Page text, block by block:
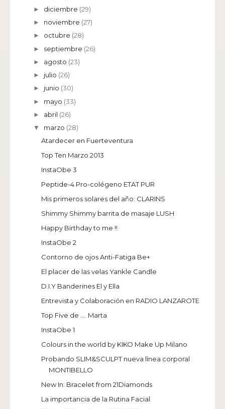
► diciembre (29)
► noviembre (27)
► octubre (28)
► septiembre (26)
► agosto (23)
► julio (26)
► junio (30)
► mayo (33)
► abril (26)
▼ marzo (28)
Atardecer en Fuerteventura
Top Ten Marzo 2013
InstaObe 3
Peptide-4 Pro-colégeno ETAT PUR
Mis primeros solares del año: CLARINS
Shimmy Shimmy barrita de masaje LUSH
Happy Birthday to me !!
InstaObe 2
Contorno de ojos Anti-Fatiga Be+
El placer de las velas Yankle Candle
D.I.Y Banderines El y Ella
Entrevista y Colaboración en RADIO LANZAROTE
Top Five de .... Marta
InstaObe 1
Colours in the world by KIKO Make Up Milano
Probando SLIM&SCULPT nueva línea corporal
MONTIBELLO
New In: Bracelet from 21Diamonds
La importancia de la Rutina Facial